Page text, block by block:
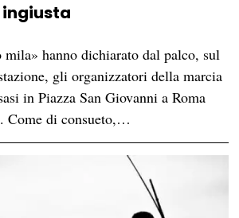
ingiusta
mila» hanno dichiarato dal palco, sul
gli organizzatori della marcia
in Piazza San Giovanni a Roma
Come di consueto,…